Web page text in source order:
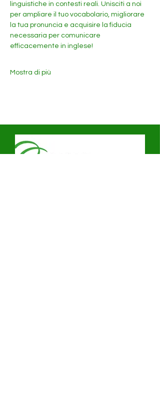
linguistiche in contesti reali. Unisciti a noi
per ampliare il tuo vocabolario, migliorare
la tua pronuncia e acquisire la fiducia
necessaria per comunicare
efficacemente in inglese!
Mostra di più